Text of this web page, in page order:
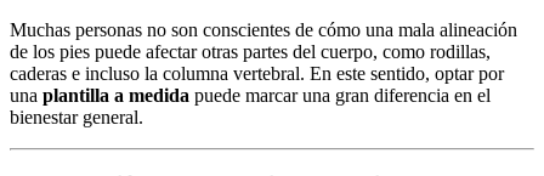
Muchas personas no son conscientes de cómo una mala alineación
de los pies puede afectar otras partes del cuerpo, como rodillas,
caderas e incluso la columna vertebral. En este sentido, optar por
una plantilla a medida puede marcar una gran diferencia en el
bienestar general.